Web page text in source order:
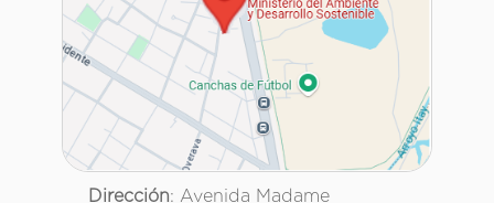
Dirección: Avenida Madame